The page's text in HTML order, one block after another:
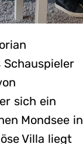
sich ein
Mondsee in
Villa liegt